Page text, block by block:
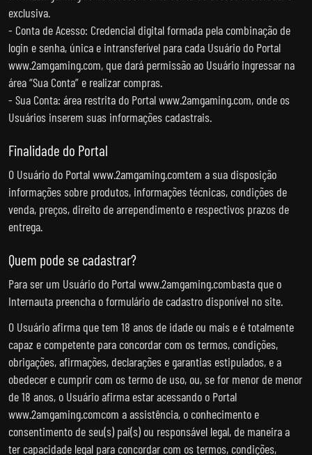
exclusiva.
- Conta de Acesso: Credencial digital formada pela combinação de
login e senha, única e intransferível para cada Usuário do Portal
www.2amgaming.com, que dará permissão ao Usuário ingressar na
área “Sua Conta” e realizar compras.
- Sua Conta: área restrita do Portal www.2amgaming.com, onde os
Usuários inserem suas informações cadastrais.
Finalidade do Portal
O Usuário do Portal www.2amgaming.comtem a sua disposição
informações sobre produtos, informações técnicas, condições de
venda, preços, direito de arrependimento e respectivos prazos de
entrega.
Quem pode se cadastrar?
Para ser um Usuário do Portal www.2amgaming.combasta que o
Internauta preencha o formulário de cadastro disponível no site.
O Usuário afirma que tem 18 anos de idade ou mais e é totalmente
capaz e competente para concordar com os termos, condições,
obrigações, afirmações, declarações e garantias estipulados, e a
obedecer e cumprir com os termo de uso, ou, se for menor de menor
de 18 anos, o Usuário afirma estar acessando o Portal
www.2amgaming.comcom a assistência, o conhecimento e
consentimento de seu(s) pai(s) ou responsável legal, de maneira a
ter capacidade legal para concordar com os termos, condições,